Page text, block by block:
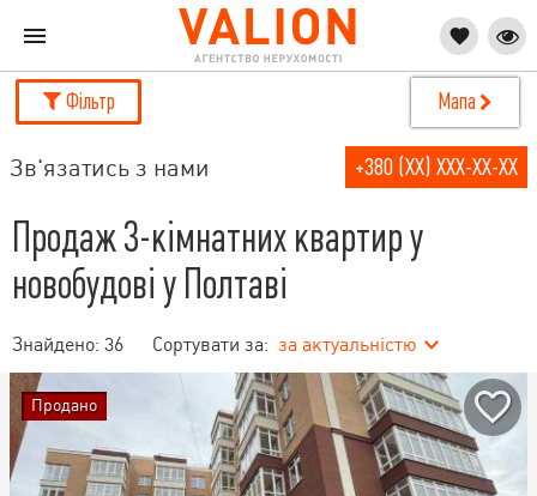
Фільтр Мапа
Зв'язатись з нами +380 (XX) XXX-XX-XX
Продаж 3-кімнатних квартир у
новобудові у Полтаві
Знайдено: 36 Сортувати за: за актуальністю
Продано